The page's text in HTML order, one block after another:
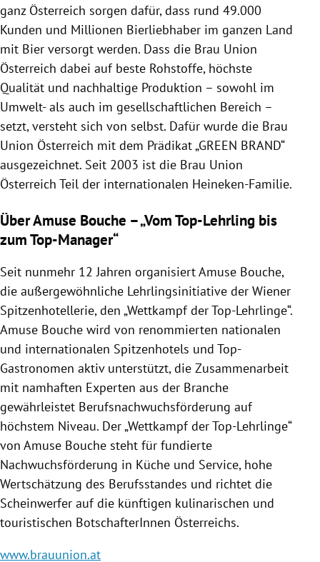
ganz Österreich sorgen dafür, dass rund 49.000
Kunden und Millionen Bierliebhaber im ganzen Land
mit Bier versorgt werden. Dass die Brau Union
Österreich dabei auf beste Rohstoffe, höchste
Qualität und nachhaltige Produktion – sowohl im
Umwelt- als auch im gesellschaftlichen Bereich –
setzt, versteht sich von selbst. Dafür wurde die Brau
Union Österreich mit dem Prädikat „GREEN BRAND“
ausgezeichnet. Seit 2003 ist die Brau Union
Österreich Teil der internationalen Heineken-Familie.
Über Amuse Bouche – „Vom Top-Lehrling bis
zum Top-Manager“
Seit nunmehr 12 Jahren organisiertAmuse Bouche,
die außergewöhnliche Lehrlingsinitiative der Wiener
Spitzenhotellerie, den „Wettkampf der Top-Lehrlinge“.
Amuse Bouche wird von renommierten nationalen
und internationalen Spitzenhotels und Top-
Gastronomen aktiv unterstützt, die Zusammenarbeit
mit namhaften Experten aus der Branche
gewährleistet Berufsnachwuchsförderung auf
höchstem Niveau. Der „Wettkampf der Top-Lehrlinge“
von Amuse Bouche steht für fundierte
Nachwuchsförderung in Küche und Service, hohe
Wertschätzung des Berufsstandes und richtet die
Scheinwerfer auf die künftigen kulinarischen und
touristischen BotschafterInnen Österreichs.
www.brauunion.at